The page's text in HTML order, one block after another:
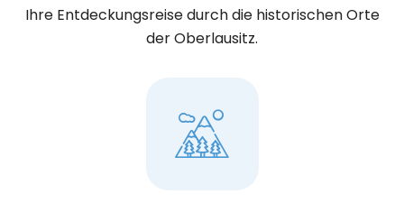
Ihre Entdeckungsreise durch die historischen Orte
der Oberlausitz.